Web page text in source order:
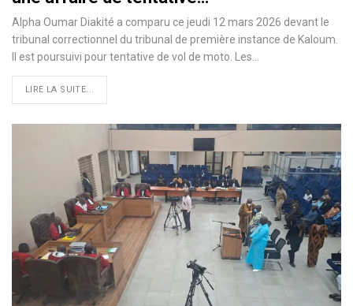
Alpha Oumar Diakité a comparu ce jeudi 12 mars 2026 devant le
tribunal correctionnel du tribunal de première instance de Kaloum.
Il est poursuivi pour tentative de vol de moto. Les…
LIRE LA SUITE...